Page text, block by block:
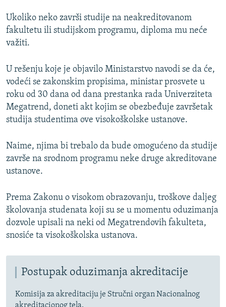
Ukoliko neko završi studije na neakreditovanom
fakultetu ili studijskom programu, diploma mu neće
važiti.
U rešenju koje je objavilo Ministarstvo navodi se da će,
vodeći se zakonskim propisima, ministar prosvete u
roku od 30 dana od dana prestanka rada Univerziteta
Megatrend, doneti akt kojim se obezbeđuje završetak
studija studentima ove visokoškolske ustanove.
Naime, njima bi trebalo da bude omogućeno da studije
završe na srodnom programu neke druge akreditovane
ustanove.
Prema Zakonu o visokom obrazovanju, troškove daljeg
školovanja studenata koji su se u momentu oduzimanja
dozvole upisali na neki od Megatrendovih fakulteta,
snosiće ta visokoškolska ustanova.
Postupak oduzimanja akreditacije
Komisija za akreditaciju je Stručni organ Nacionalnog
akreditacionog tela.